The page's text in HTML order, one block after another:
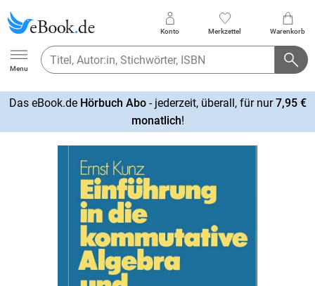
Ebook.de
Menu
Konto Merkzettel Warenkorb
Das eBook.de Hörbuch Abo- jederzeit, überall, für nur7,95 €
monatlich!